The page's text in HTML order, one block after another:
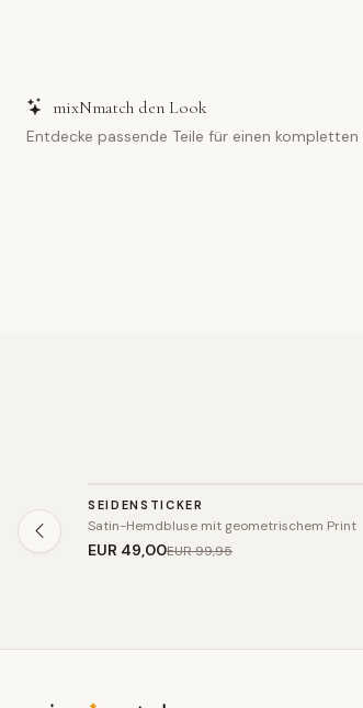
mixNmatch den Look
Entdecke passende Teile für einen
SALE
SEIDENSTICKER
Satin-Hemdbluse mit geometrischem Print
EUR 49,00EUR 99,95